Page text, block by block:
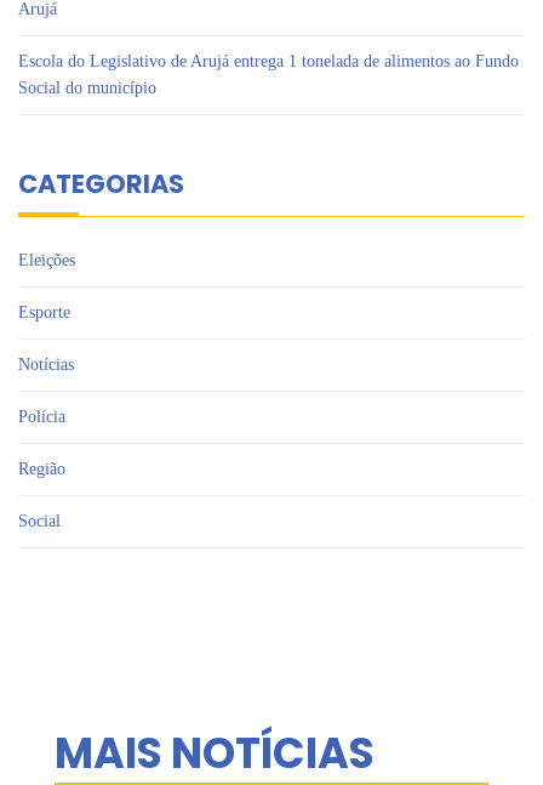
Arujá
Escola do Legislativo de Arujá entrega 1 tonelada de alimentos ao Fundo
Social do município
CATEGORIAS
Eleições
Esporte
Notícias
Polícia
Região
Social
MAIS NOTÍCIAS